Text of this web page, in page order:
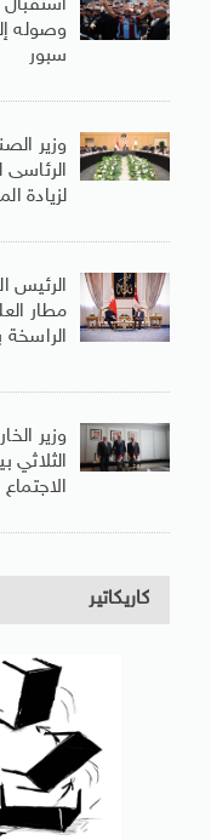
وصوله
سبور
وزير
الرئاسى
لزيادة
الرئيس
مطار
الراسخة
وزير
كاريكاتير